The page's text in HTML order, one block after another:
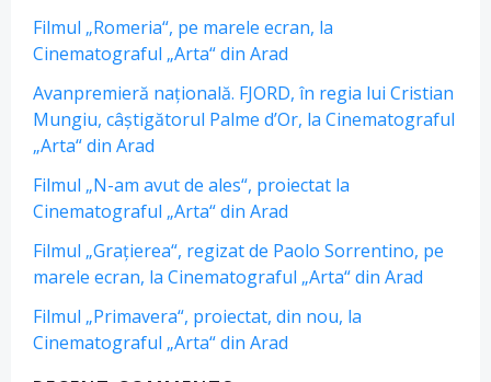
Filmul „Romeria“, pe marele ecran, la
Cinematograful „Arta“ din Arad
Avanpremieră națională. FJORD, în regia lui Cristian
Mungiu, câștigătorul Palme d’Or, la Cinematograful
„Arta“ din Arad
Filmul „N-am avut de ales“, proiectat la
Cinematograful „Arta“ din Arad
Filmul „Grațierea“, regizat de Paolo Sorrentino, pe
marele ecran, la Cinematograful „Arta“ din Arad
Filmul „Primavera“, proiectat, din nou, la
Cinematograful „Arta“ din Arad